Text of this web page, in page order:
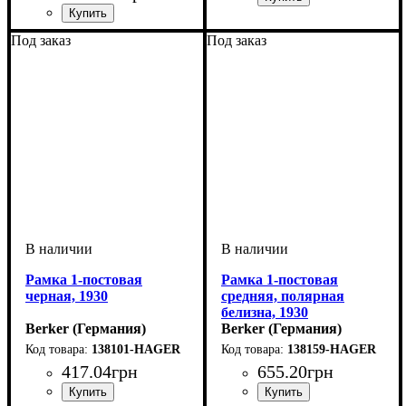
Тип электрофурнитуры:
Рамки
Серия: 1930/GLASSERIE
Цвет: Прозрачный
Рамки
Под заказ
Рамка 1-постовая
черная, 1930
Berker (Германия)
138101-HAGER
417.04грн
Под заказ
Рамка 1-постовая
средняя, ​​полярная
белизна, 1930
Berker (Германия)
138159-HAGER
655.20грн